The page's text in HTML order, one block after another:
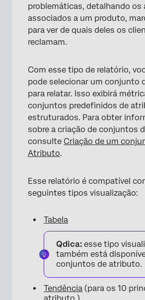
problemáticas, detalhando
associados a um produto,
para ver de quais deles os
reclamam.
Com esse tipo de relatório,
pode selecionar um conjunto
para relatar. Isso exibirá
conjuntos predefinidos de
estruturados. Para obter
sobre a criação de conjuntos
consulte Criação de um
Atributo.
Esse relatório é compatível
seguintes tipos visualização:
Tabela
Qdica: esse tipo
também está
conjuntos de atributo.
Tendência (para os 10